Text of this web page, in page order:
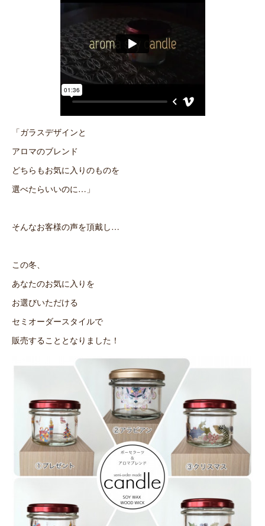
「ガラスデザインと
アロマのブレンド
どちらもお気に入りのものを
選べたらいいのに…」
そんなお客様の声を頂戴し…
この冬、
あなたのお気に入りを
お選びいただける
セミオーダースタイルで
販売することとなりました！